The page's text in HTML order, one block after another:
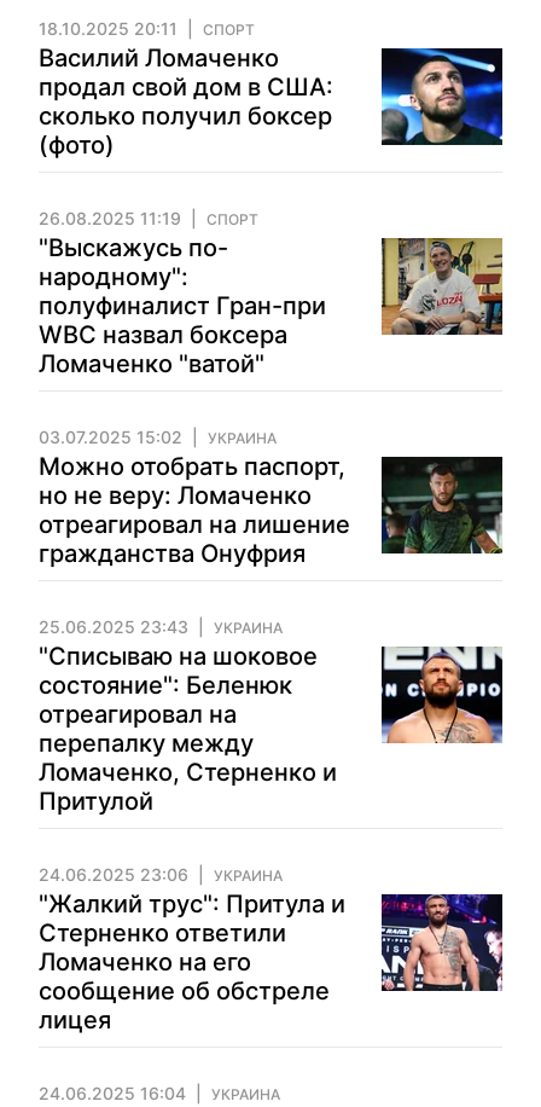
18.10.2025 20:11 СПОРТ
Василий Ломаченко
продал свой дом в США:
сколько получил боксер
(фото)
26.08.2025 11:19 СПОРТ
"Выскажусь по-
народному":
полуфиналист Гран-при
WBC назвал боксера
Ломаченко "ватой"
03.07.2025 15:02 УКРАИНА
Можно отобрать паспорт,
но не веру: Ломаченко
отреагировал на лишение
гражданства Онуфрия
25.06.2025 23:43 УКРАИНА
"Списываю на шоковое
состояние": Беленюк
отреагировал на
перепалку между
Ломаченко, Стерненко и
Притулой
24.06.2025 23:06 УКРАИНА
"Жалкий трус": Притула и
Стерненко ответили
Ломаченко на его
сообщение об обстреле
лицея
24.06.2025 16:04 УКРАИНА